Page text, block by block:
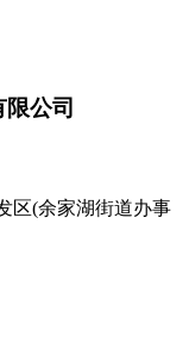
公司
区(余家湖街道办事